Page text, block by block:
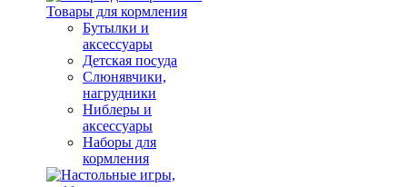
Товары для кормления
Бутылки и
аксессуары
Детская посуда
Слюнявчики,
нагрудники
Ниблеры и
аксессуары
Наборы для
кормления